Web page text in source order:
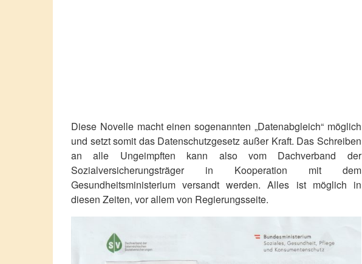
Diese Novelle macht einen sogenannten „Datenabgleich“ möglich
und setzt somit das Datenschutzgesetz außer Kraft. Das Schreiben
an alle Ungeimpften kann also vom Dachverband der
Sozialversicherungsträger in Kooperation mit dem
Gesundheitsministerium versandt werden. Alles ist möglich in
diesen Zeiten, vor allem von Regierungsseite.